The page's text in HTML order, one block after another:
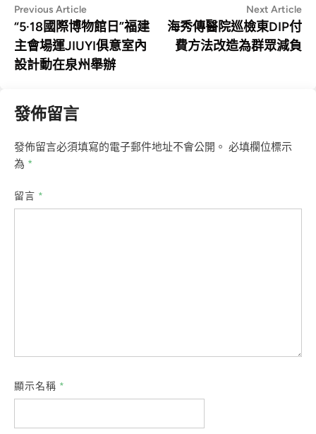
文
章
導
覽
Previous ArticlePrevious
article:
“5·18國際博物館日”福建
主會場運JIUYI俱意室內
設計動在泉州舉辦
Next Article
海秀傳醫院巡檢東DIP付
費方法改造為群眾減負
發佈留言
發佈留言必須填寫的電子郵件地址不會公開。 必填欄位標示
為 *
留言 *
顯示名稱 *